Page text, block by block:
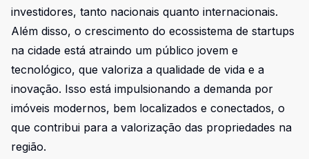
investidores, tanto nacionais quanto internacionais.
Além disso, o crescimento do ecossistema de startups
na cidade está atraindo um público jovem e
tecnológico, que valoriza a qualidade de vida e a
inovação. Isso está impulsionando a demanda por
imóveis modernos, bem localizados e conectados, o
que contribui para a valorização das propriedades na
região.